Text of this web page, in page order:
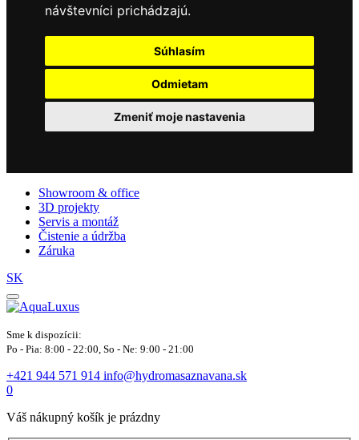
návštevníci prichádzajú.
Súhlasím
Odmietam
Zmeniť moje nastavenia
Showroom & office
3D projekty
Servis a montáž
Čistenie a údržba
Záruka
SK
Sme k dispozícii:
Po - Pia: 8:00 - 22:00, So - Ne: 9:00 - 21:00
+421 944 571 914 info@hydromasaznavana.sk
0
Váš nákupný košík je prázdny